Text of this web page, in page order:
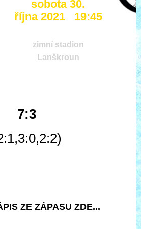
sobota 30.
října 2021 19:45
zimní stadion
Lanškroun
7:3
ZE ZÁPASU ZDE...